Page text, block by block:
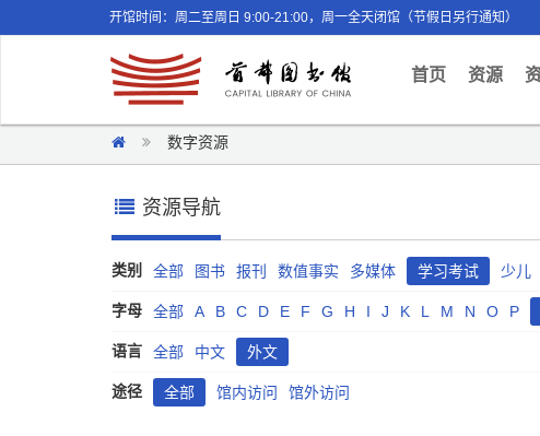
开馆时间：周二至周日 9:00-21:00，周一全天闭馆（节假日另行通知）
首页(current)
资源
数字资源
资源导航
类别 全部 图书 报刊 数值事实 多媒体 学习考试 少儿
字母 全部 A B C D E F G H I J K L M N O P
语言 全部 中文 外文
途径 全部 馆内访问 馆外访问